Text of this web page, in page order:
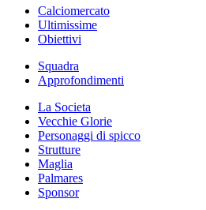
Calciomercato
Ultimissime
Obiettivi
Squadra
Approfondimenti
La Societa
Vecchie Glorie
Personaggi di spicco
Strutture
Maglia
Palmares
Sponsor